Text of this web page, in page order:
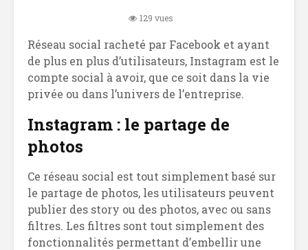
129 vues
Réseau social racheté par Facebook et ayant
de plus en plus d’utilisateurs, Instagram est le
compte social à avoir, que ce soit dans la vie
privée ou dans l’univers de l’entreprise.
Instagram : le partage de
photos
Ce réseau social est tout simplement basé sur
le partage de photos, les utilisateurs peuvent
publier des story ou des photos, avec ou sans
filtres. Les filtres sont tout simplement des
fonctionnalités permettant d’embellir une